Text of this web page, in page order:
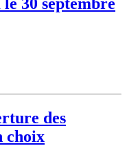
des
choix